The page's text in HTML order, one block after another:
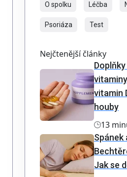
O spolku Léčba
Psoriáza Test
Nejčtenější články
vitamin
houby
13
Spánek
Jak se